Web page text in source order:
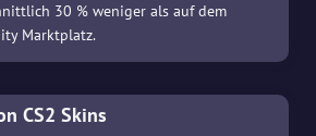
30 % weniger als auf dem
Marktplatz.
CS2 Skins